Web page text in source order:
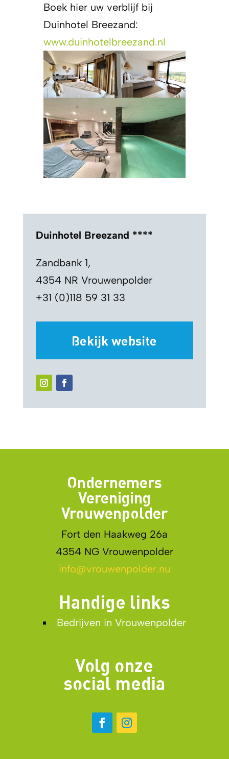
Boek hier uw verblijf bij
Duinhotel Breezand:
www.duinhotelbreezand.nl
Duinhotel Breezand ****
Zandbank 1,
4354 NR Vrouwenpolder
+31 (0)118 59 31 33
Bekijk website
Ondernemers
Vereniging
Vrouwenpolder
Fort den Haakweg 26a
4354 NG Vrouwenpolder
info@vrouwenpolder.nu
Handige links
Bedrijven in Vrouwenpolder
Volg onze
social media